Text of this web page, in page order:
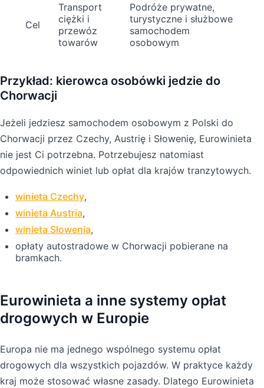
Cel
Transport
ciężki i
przewóz
towarów
Podróże prywatne,
turystyczne i służbowe
samochodem
osobowym
Przykład: kierowca osobówki jedzie do
Chorwacji
Jeżeli jedziesz samochodem osobowym z Polski do
Chorwacji przez Czechy, Austrię i Słowenię, Eurowinieta
nie jest Ci potrzebna. Potrzebujesz natomiast
odpowiednich winiet lub opłat dla krajów tranzytowych.
winieta Czechy,
winieta Austria,
winieta Słowenia,
opłaty autostradowe w Chorwacji pobierane na
bramkach.
Eurowinieta a inne systemy opłat
drogowych w Europie
Europa nie ma jednego wspólnego systemu opłat
drogowych dla wszystkich pojazdów. W praktyce każdy
kraj może stosować własne zasady. Dlatego Eurowinieta